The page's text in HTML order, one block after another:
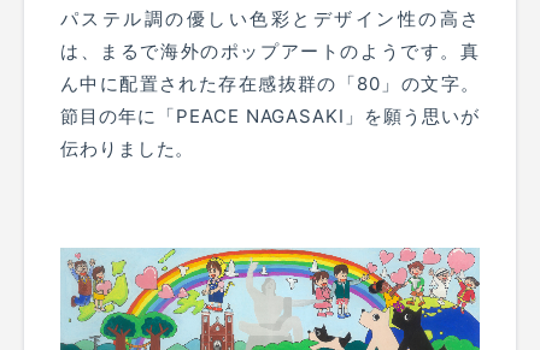
パステル調の優しい色彩とデザイン性の高さ
は、まるで海外のポップアートのようです。真
ん中に配置された存在感抜群の「80」の文字。
節目の年に「PEACE NAGASAKI」を願う思いが
伝わりました。